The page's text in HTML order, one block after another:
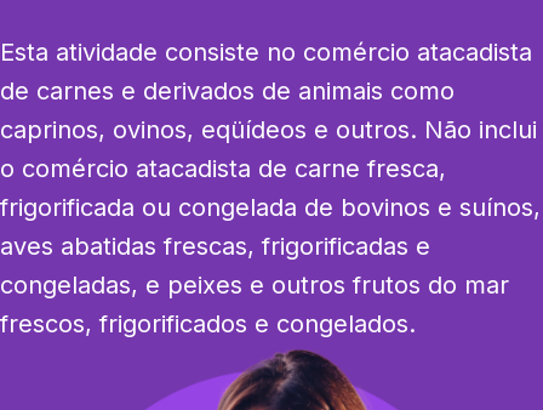
Esta atividade consiste no comércio atacadista
de carnes e derivados de animais como
caprinos, ovinos, eqüídeos e outros. Não inclui
o comércio atacadista de carne fresca,
frigorificada ou congelada de bovinos e suínos,
aves abatidas frescas, frigorificadas e
congeladas, e peixes e outros frutos do mar
frescos, frigorificados e congelados.